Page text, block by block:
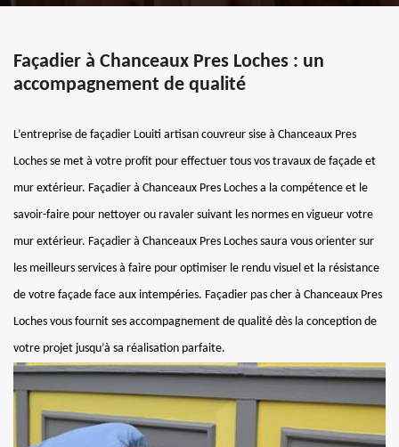
Façadier à Chanceaux Pres Loches : un
accompagnement de qualité
L’entreprise de façadier Louiti artisan couvreur sise à Chanceaux Pres
Loches se met à votre profit pour effectuer tous vos travaux de façade et
mur extérieur. Façadier à Chanceaux Pres Loches a la compétence et le
savoir-faire pour nettoyer ou ravaler suivant les normes en vigueur votre
mur extérieur. Façadier à Chanceaux Pres Loches saura vous orienter sur
les meilleurs services à faire pour optimiser le rendu visuel et la résistance
de votre façade face aux intempéries. Façadier pas cher à Chanceaux Pres
Loches vous fournit ses accompagnement de qualité dès la conception de
votre projet jusqu’à sa réalisation parfaite.